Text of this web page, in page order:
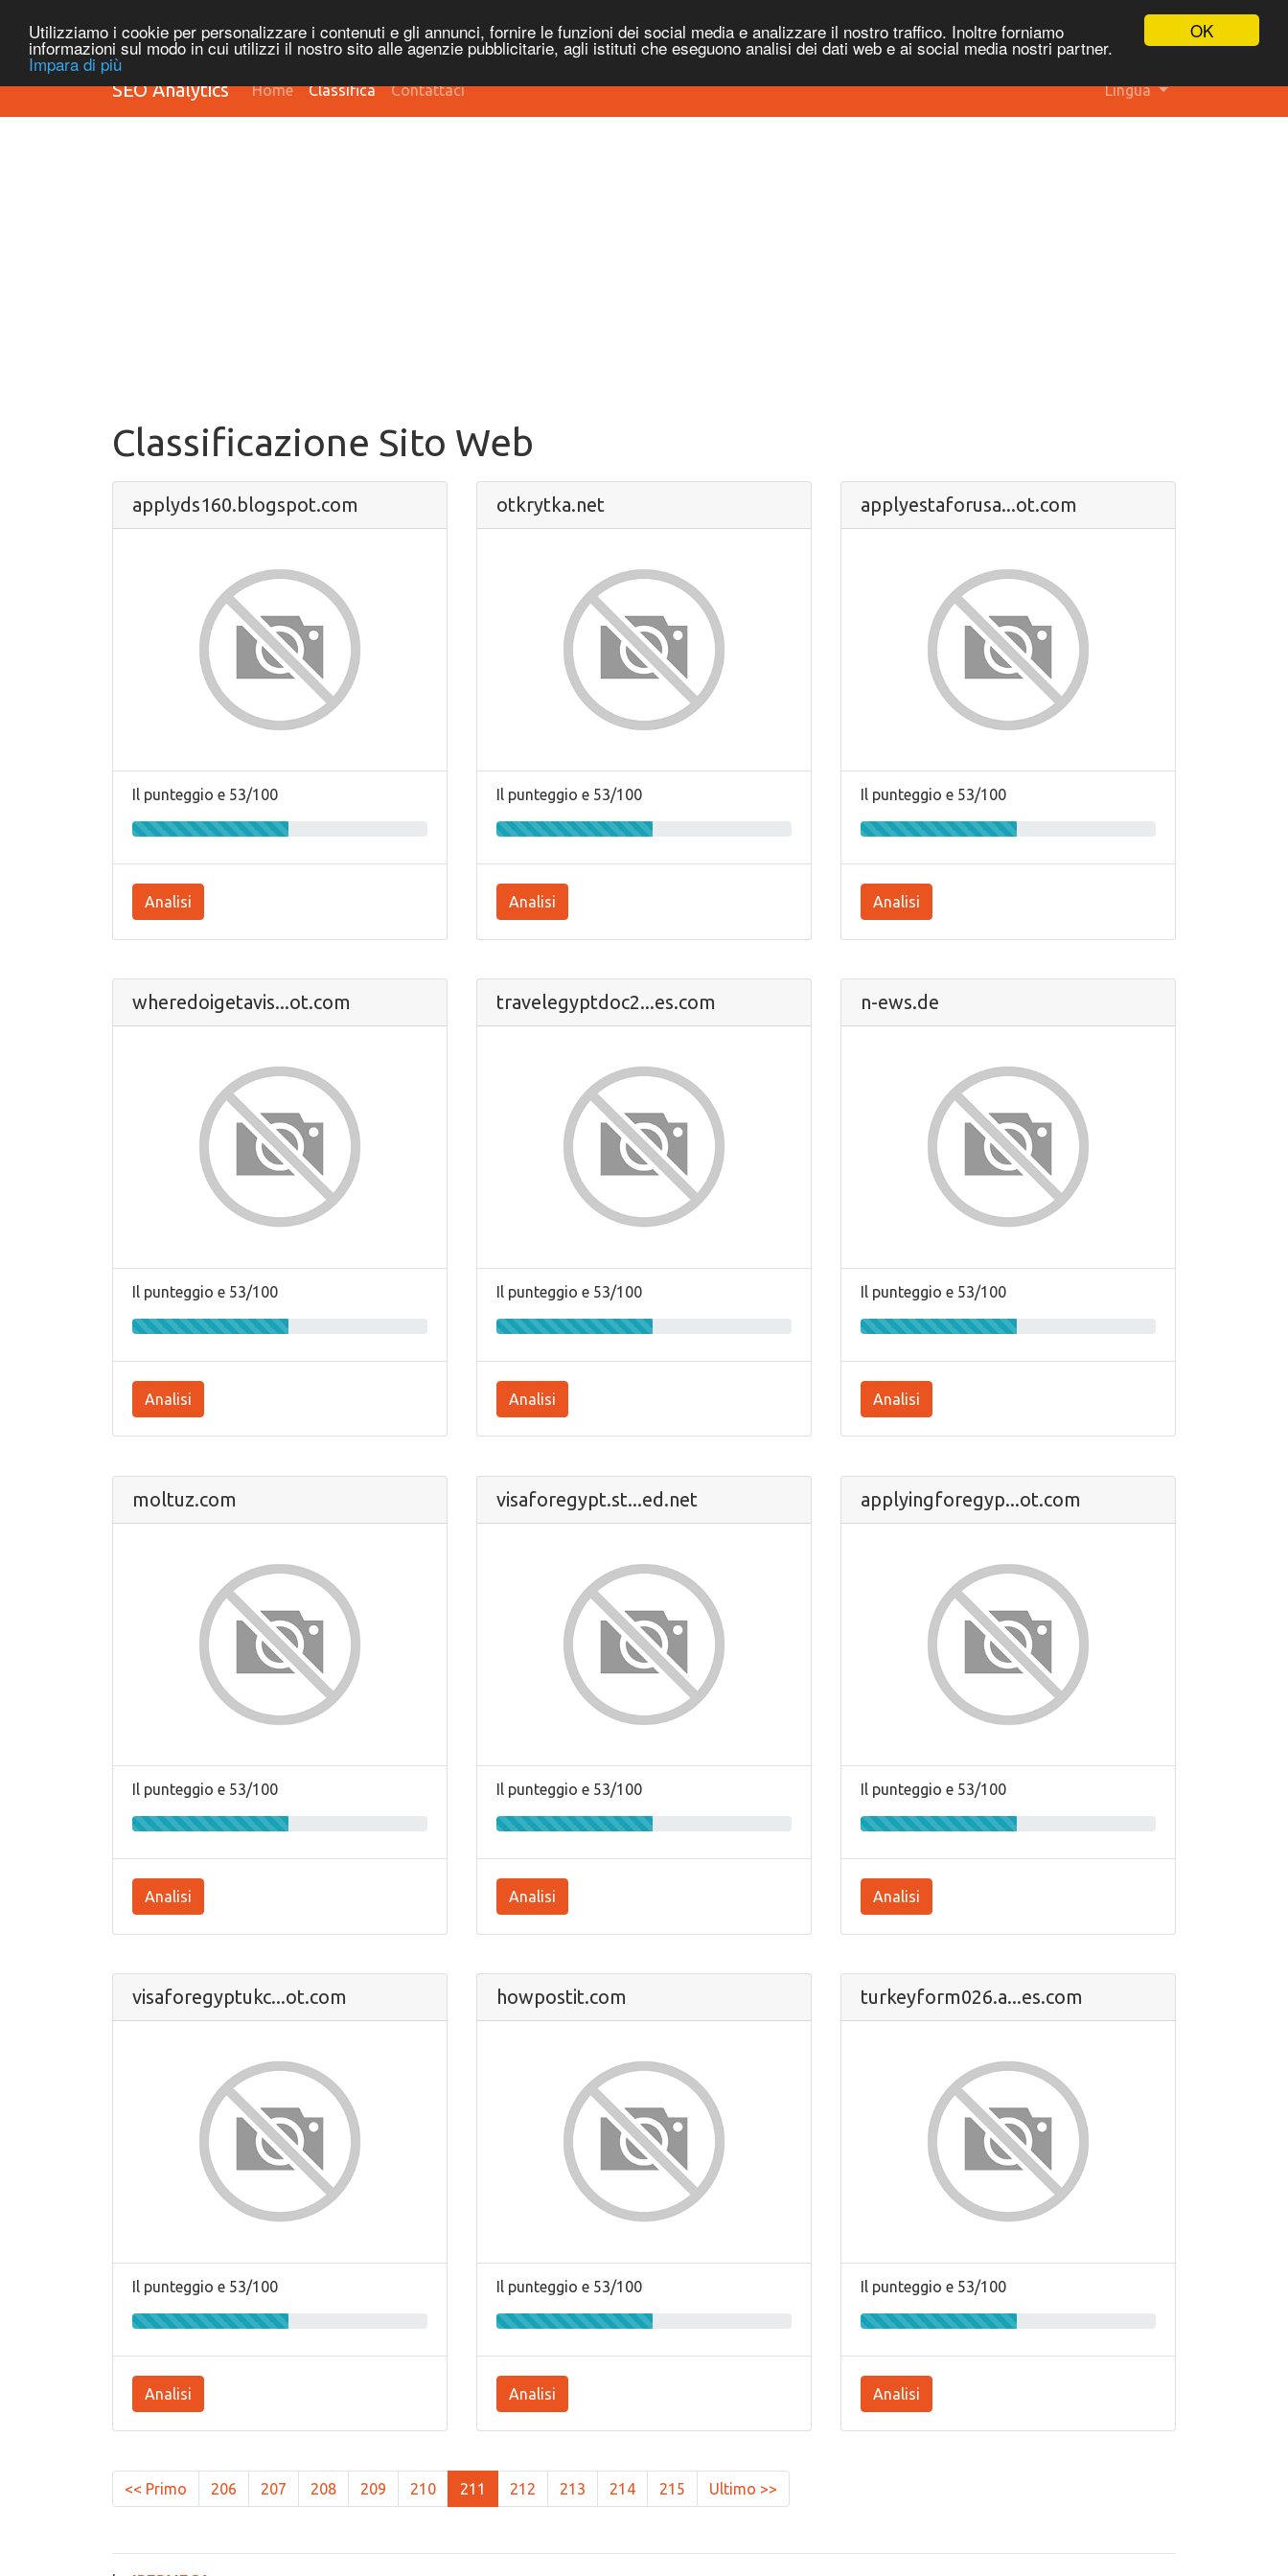
OK
Utilizziamo i cookie per personalizzare i contenuti e gli annunci, fornire le funzioni dei social media e analizzare il nostro traffico. Inoltre forniamo
informazioni sul modo in cui utilizzi il nostro sito alle agenzie pubblicitarie, agli istituti che eseguono analisi dei dati web e ai social media nostri partner.
Impara di più
SEO Analytics Home Classifica Contattaci Lingua
Classificazione Sito Web
applyds160.blogspot.com
Il punteggio e 53/100
Analisi
otkrytka.net
Il punteggio e 53/100
Analisi
applyestaforusa...ot.com
Il punteggio e 53/100
Analisi
wheredoigetavis...ot.com
Il punteggio e 53/100
Analisi
travelegyptdoc2...es.com
Il punteggio e 53/100
Analisi
n-ews.de
Il punteggio e 53/100
Analisi
moltuz.com
Il punteggio e 53/100
Analisi
visaforegypt.st...ed.net
Il punteggio e 53/100
Analisi
applyingforegyp...ot.com
Il punteggio e 53/100
Analisi
visaforegyptukc...ot.com
Il punteggio e 53/100
Analisi
howpostit.com
Il punteggio e 53/100
Analisi
turkeyform026.a...es.com
Il punteggio e 53/100
Analisi
<< Primo 206 207 208 209 210 211 212 213 214 215 Ultimo >>